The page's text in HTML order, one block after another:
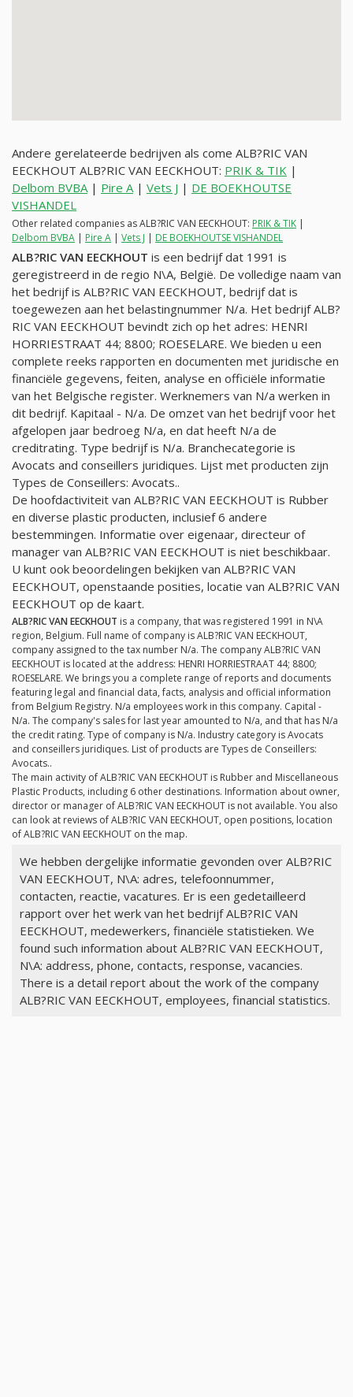
Andere gerelateerde bedrijven als come ALB?RIC VAN
EECKHOUT ALB?RIC VAN EECKHOUT: PRIK & TIK |
Delbom BVBA| Pire A| Vets J | DE BOEKHOUTSE
VISHANDEL
Other related companies as ALB?RIC VAN EECKHOUT: PRIK & TIK |
Delbom BVBA | Pire A | Vets J | DE BOEKHOUTSE VISHANDEL
ALB?RIC VAN EECKHOUT is een bedrijf dat 1991 is
geregistreerd in de regio N\A, België. De volledige naam van
het bedrijf is ALB?RIC VAN EECKHOUT, bedrijf dat is
toegewezen aan het belastingnummer N/a. Het bedrijf ALB?
RIC VAN EECKHOUT bevindt zich op het adres: HENRI
HORRIESTRAAT 44; 8800; ROESELARE. We bieden u een
complete reeks rapporten en documenten met juridische en
financiële gegevens, feiten, analyse en officiële informatie
van het Belgische register. Werknemers van N/a werken in
dit bedrijf. Kapitaal - N/a. De omzet van het bedrijf voor het
afgelopen jaar bedroeg N/a, en dat heeft N/a de
creditrating. Type bedrijf is N/a. Branchecategorie is
Avocats and conseillers juridiques. Lijst met producten zijn
Types de Conseillers: Avocats..
De hoofdactiviteit van ALB?RIC VAN EECKHOUT is Rubber
en diverse plastic producten, inclusief 6 andere
bestemmingen. Informatie over eigenaar, directeur of
manager van ALB?RIC VAN EECKHOUT is niet beschikbaar.
U kunt ook beoordelingen bekijken van ALB?RIC VAN
EECKHOUT, openstaande posities, locatie van ALB?RIC VAN
EECKHOUT op de kaart.
ALB?RIC VAN EECKHOUT is a company, that was registered 1991 in N\A
region, Belgium. Full name of company is ALB?RIC VAN EECKHOUT,
company assigned to the tax number N/a. The company ALB?RIC VAN
EECKHOUT is located at the address: HENRI HORRIESTRAAT 44; 8800;
ROESELARE. We brings you a complete range of reports and documents
featuring legal and financial data, facts, analysis and official information
from Belgium Registry. N/a employees work in this company. Capital -
N/a. The company's sales for last year amounted to N/a, and that has N/a
the credit rating. Type of company is N/a. Industry category is Avocats
and conseillers juridiques. List of products are Types de Conseillers:
Avocats..
The main activity of ALB?RIC VAN EECKHOUT is Rubber and Miscellaneous
Plastic Products, including 6 other destinations. Information about owner,
director or manager of ALB?RIC VAN EECKHOUT is not available. You also
can look at reviews of ALB?RIC VAN EECKHOUT, open positions, location
of ALB?RIC VAN EECKHOUT on the map.
We hebben dergelijke informatie gevonden over ALB?RIC
VAN EECKHOUT, N\A: adres, telefoonnummer,
contacten, reactie, vacatures. Er is een gedetailleerd
rapport over het werk van het bedrijf ALB?RIC VAN
EECKHOUT, medewerkers, financiële statistieken. We
found such information about ALB?RIC VAN EECKHOUT,
N\A: address, phone, contacts, response, vacancies.
There is a detail report about the work of the company
ALB?RIC VAN EECKHOUT, employees, financial statistics.